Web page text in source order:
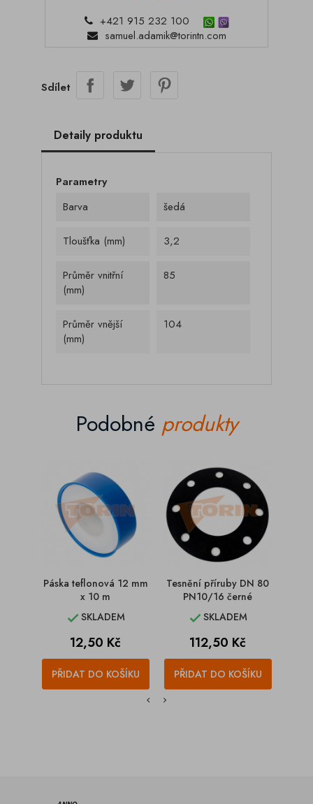
+421 915 232 100
samuel.adamik@torintn.com
Sdílet
Detaily produktu
Parametry
Barva
šedá
Tloušťka (mm) 3,2
Průměr vnitřní
(mm)
85
Průměr vnější
(mm)
104
Podobné produkty
Páska teflonová 12 mm
x 10 m
SKLADEM
Cena
12,50 Kč
PŘIDAT DO KOŠÍKU
Tesnění příruby DN 80
PN10/16 černé
SKLADEM
Cena
112,50 Kč
PŘIDAT DO KOŠÍKU